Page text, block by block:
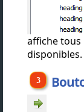
affiche tous
disponibles.